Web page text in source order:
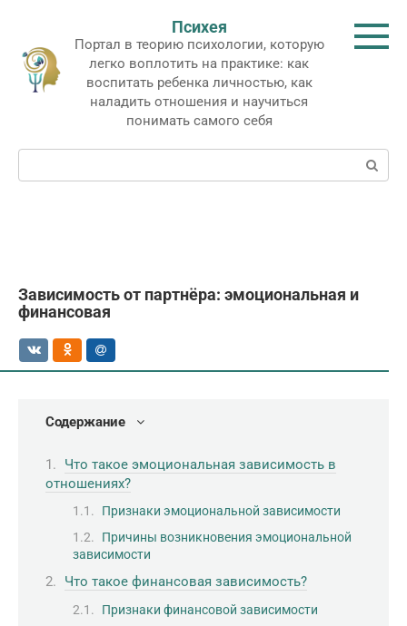
контенту
Психея
Портал в теорию психологии, которую
легко воплотить на практике: как
воспитать ребенка личностью, как
наладить отношения и научиться
понимать самого себя
Поиск:
Зависимость от партнёра: эмоциональная и
финансовая
Содержание
Что такое эмоциональная зависимость в
отношениях?
Признаки эмоциональной зависимости
Причины возникновения эмоциональной
зависимости
Что такое финансовая зависимость?
Признаки финансовой зависимости